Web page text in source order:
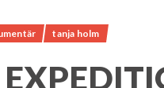
tanja holm